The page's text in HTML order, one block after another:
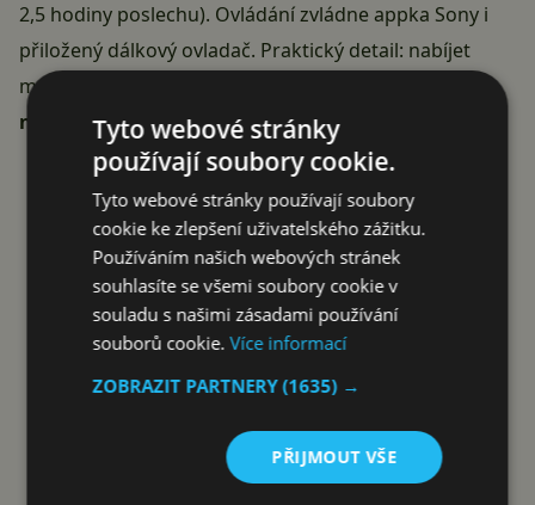
2,5 hodiny poslechu). Ovládání zvládne appka Sony i
přiložený dálkový ovladač. Praktický detail: nabíjet
musíte přes
není součástí balení— počítejte s tím.
KOUPIT ZA 12 591 KČ
Reklama
Tyto webové stránky
používají soubory cookie.
Tyto webové stránky používají soubory
cookie ke zlepšení uživatelského zážitku.
Používáním našich webových stránek
souhlasíte se všemi soubory cookie v
souladu s našimi zásadami používání
souborů cookie.Více informací
ZOBRAZIT PARTNERY(1635) →
PŘIJMOUT VŠE